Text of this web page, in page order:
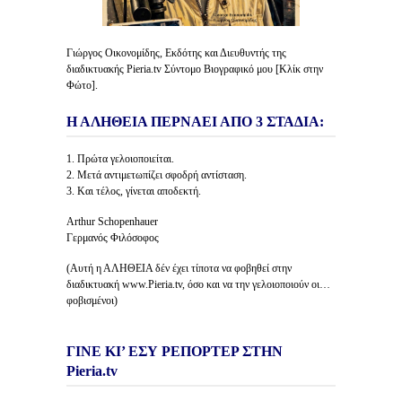
Γιώργος Οικονομίδης, Εκδότης και Διευθυντής της
διαδικτυακής Pieria.tv Σύντομο Βιογραφικό μου [Κλίκ στην
Φώτο].
Η ΑΛΗΘΕΙΑ ΠΕΡΝΑΕΙ ΑΠΟ 3 ΣΤΑΔΙΑ:
1. Πρώτα γελοιοποιείται.
2. Μετά αντιμετωπίζει σφοδρή αντίσταση.
3. Και τέλος, γίνεται αποδεκτή.
Arthur Schopenhauer
Γερμανός Φιλόσοφος
(Αυτή η ΑΛΗΘΕΙΑ δέν έχει τίποτα να φοβηθεί στην
διαδικτυακή www.Pieria.tv, όσο και να την γελοιοποιούν οι…
φοβισμένοι)
ΓΙΝΕ ΚΙ’ ΕΣΥ ΡΕΠΟΡΤΕΡ ΣΤΗΝ
Pieria.tv